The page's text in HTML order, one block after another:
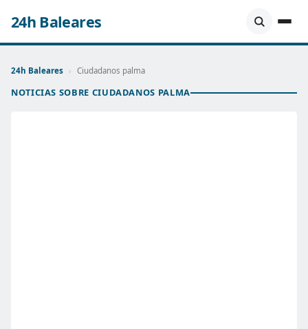
24h Baleares
24h Baleares › Ciudadanos palma
NOTICIAS SOBRE CIUDADANOS PALMA